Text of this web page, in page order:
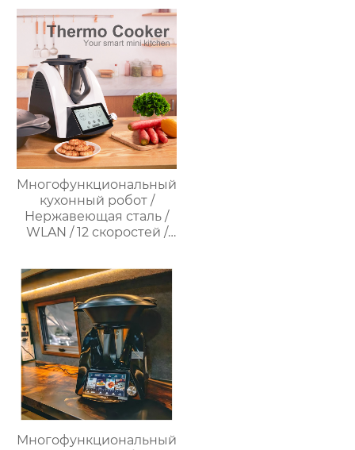
изоляционные
ведерки,
многослойное
приготовление льда,
быстрое
высвобождение,
бытовые
льдогенераторы
Многофункциональный
кухонный робот /
Нержавеющая сталь /
WLAN / 12 скоростей /
Предустановленные
рецепты / Миксер
Многофункциональный